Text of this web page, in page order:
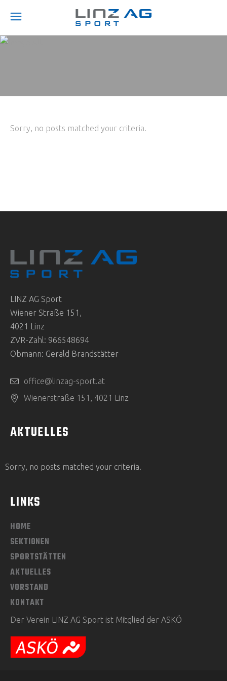
Sorry, no posts matched your criteria.
LINZ AG Sport
Wiener Straße 151,
4021 Linz
ZVR-Zahl: 966548694
Obmann: Gerald Brandstätter
office@linzag-sport.at
Wienerstraße 151, 4021 Linz
AKTUELLES
Sorry, no posts matched your criteria.
LINKS
HOME
SEKTIONEN
SPORTSTÄTTEN
AKTUELLES
VORSTAND
KONTAKT
Der Verein LINZ AG Sport ist Mitglied der ASKÖ